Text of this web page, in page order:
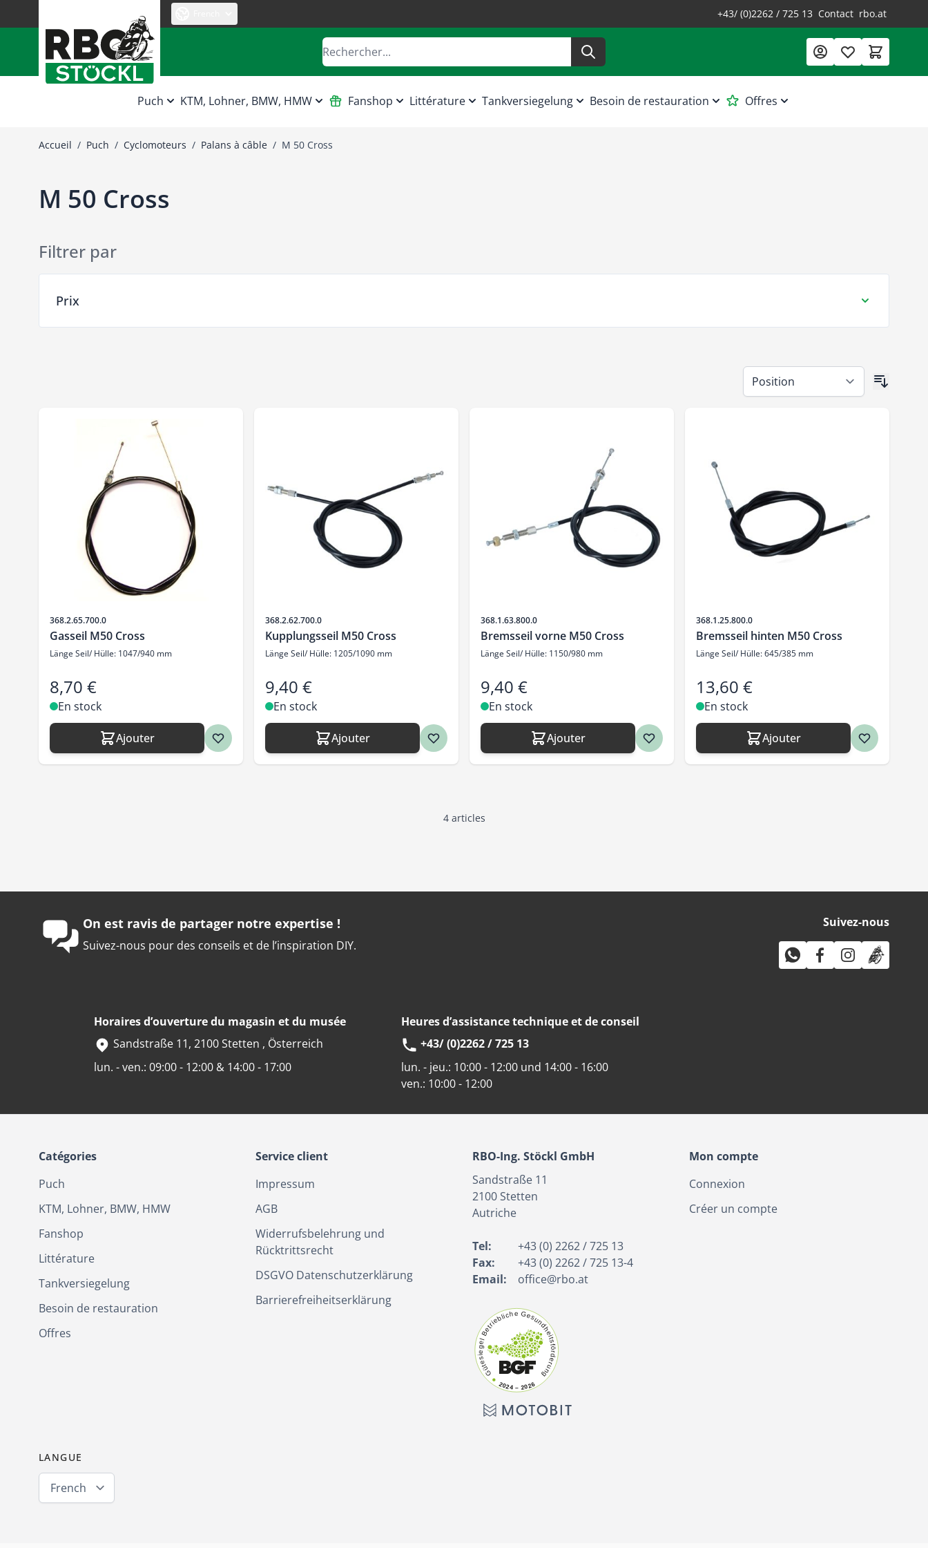
+43/ (0)2262 / 725 13 Contact rbo.at
Rechercher
Puch KTM, Lohner, BMW, HMW Fanshop Littérature Tankversiegelung Besoin de restauration Offres
Accueil / Puch / Cyclomoteurs / Palans à câble / M 50 Cross
M 50 Cross
Filtrer par
Prix
SKU
368.2.65.700.0
Gasseil M50 Cross
Länge Seil/ Hülle: 1047/940 mm
8,70 €
En stock
Ajouter
SKU
368.2.62.700.0
Kupplungsseil M50 Cross
Länge Seil/ Hülle: 1205/1090 mm
9,40 €
En stock
Ajouter
SKU
368.1.63.800.0
Bremsseil vorne M50 Cross
Länge Seil/ Hülle: 1150/980 mm
9,40 €
En stock
Ajouter
SKU
368.1.25.800.0
Bremsseil hinten M50 Cross
Länge Seil/ Hülle: 645/385 mm
13,60 €
En stock
Ajouter
4articles
On est ravis de partager notre expertise !
Suivez-nous pour des conseils et de l’inspiration DIY.
Suivez-nous
Horaires d’ouverture du magasin et du musée
Sandstraße 11, 2100 Stetten , Österreich
lun. - ven.: 09:00 - 12:00 & 14:00 - 17:00
Heures d’assistance technique et de conseil
+43/ (0)2262 / 725 13
lun. - jeu.: 10:00 - 12:00 und 14:00 - 16:00
ven.: 10:00 - 12:00
Catégories
Puch
KTM, Lohner, BMW, HMW
Fanshop
Littérature
Tankversiegelung
Besoin de restauration
Offres
Service client
Impressum
AGB
Widerrufsbelehrung und
Rücktrittsrecht
DSGVO Datenschutzerklärung
Barrierefreiheitserklärung
RBO-Ing. Stöckl GmbH
Sandstraße 11
2100Stetten
Autriche
Tel:
+43 (0) 2262 / 725 13
Fax:
+43 (0) 2262 / 725 13-4
Email:
office@rbo.at
Mon compte
Connexion
Créer un compte
LANGUE
French